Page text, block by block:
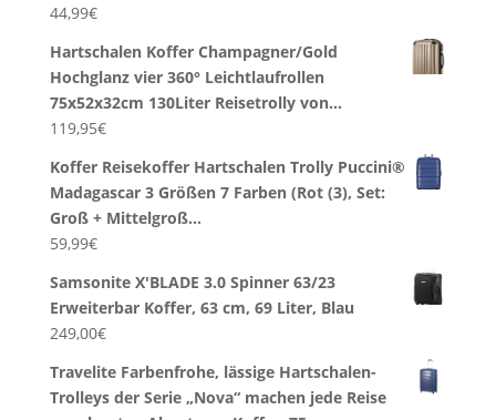
44,99€
Hartschalen Koffer Champagner/Gold
Hochglanz vier 360° Leichtlaufrollen
75x52x32cm 130Liter Reisetrolly von…
119,95€
Koffer Reisekoffer Hartschalen Trolly Puccini®
Madagascar 3 Größen 7 Farben (Rot (3), Set:
Groß + Mittelgroß…
59,99€
Samsonite X'BLADE 3.0 Spinner 63/23
Erweiterbar Koffer, 63 cm, 69 Liter, Blau
249,00€
Travelite Farbenfrohe, lässige Hartschalen-
Trolleys der Serie „Nova“ machen jede Reise